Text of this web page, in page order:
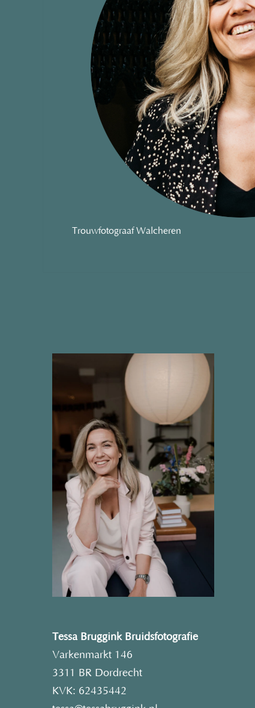
Trouwfotograaf Walcheren
Tessa Bruggink Bruidsfotografie
Varkenmarkt 146
3311 BR Dordrecht
KVK: 62435442